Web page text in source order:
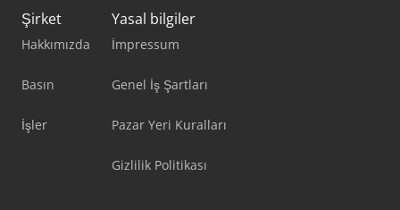
Şirket
Hakkımızda
Basın
İşler
Yasal bilgiler
İmpressum
Genel İş Şartları
Pazar Yeri Kuralları
Gizlilik Politikası